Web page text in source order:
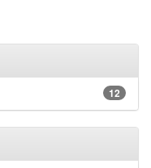
12